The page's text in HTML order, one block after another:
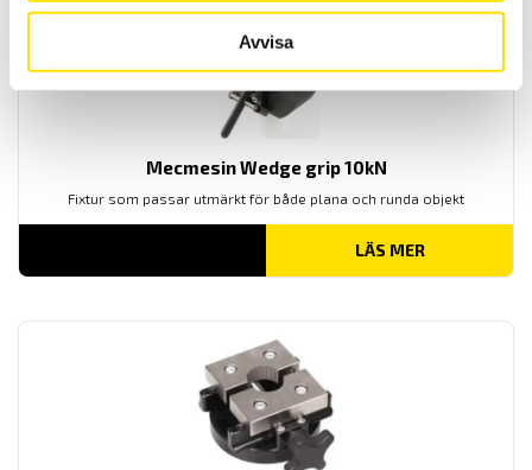
Avvisa
Mecmesin Wedge grip 10kN
Fixtur som passar utmärkt för både plana och runda objekt
LÄS MER